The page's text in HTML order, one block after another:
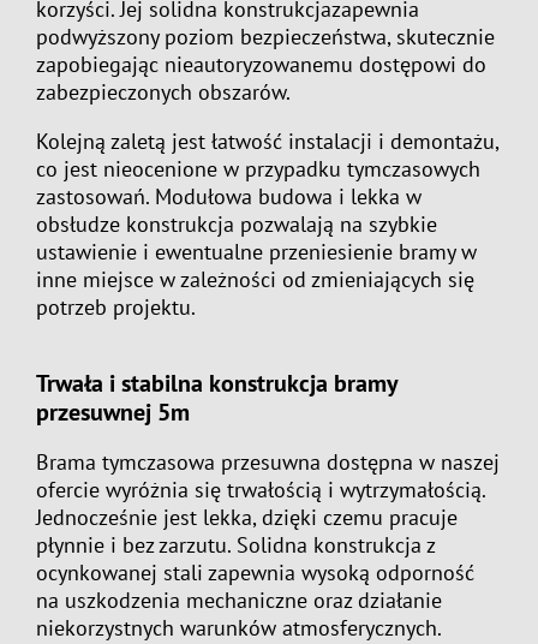
korzyści. Jej solidna konstrukcjazapewnia
podwyższony poziom bezpieczeństwa, skutecznie
zapobiegając nieautoryzowanemu dostępowi do
zabezpieczonych obszarów.
Kolejną zaletą jest łatwość instalacji i demontażu,
co jest nieocenione w przypadku tymczasowych
zastosowań. Modułowa budowa i lekka w
obsłudze konstrukcja pozwalają na szybkie
ustawienie i ewentualne przeniesienie bramy w
inne miejsce w zależności od zmieniających się
potrzeb projektu.
Trwała i stabilna konstrukcja bramy
przesuwnej 5m
Brama tymczasowa przesuwna dostępna w naszej
ofercie wyróżnia się trwałością i wytrzymałością.
Jednocześnie jest lekka, dzięki czemu pracuje
płynnie i bez zarzutu. Solidna konstrukcja z
ocynkowanej stali zapewnia wysoką odporność
na uszkodzenia mechaniczne oraz działanie
niekorzystnych warunków atmosferycznych.